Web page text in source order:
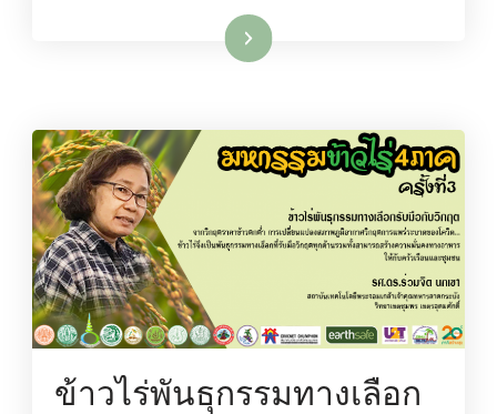
อ่านเพิ่มเติม
ข้าวไร่พันธุกรรมทางเลือก